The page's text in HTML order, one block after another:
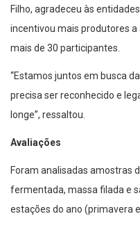
Filho, agradeceu às
incentivou mais produtores
mais de 30 participantes.
“Estamos juntos em busca
precisa ser reconhecido e
longe”, ressaltou.
Avaliações
Foram analisadas amostras
fermentada, massa filada e
estações do ano (primavera